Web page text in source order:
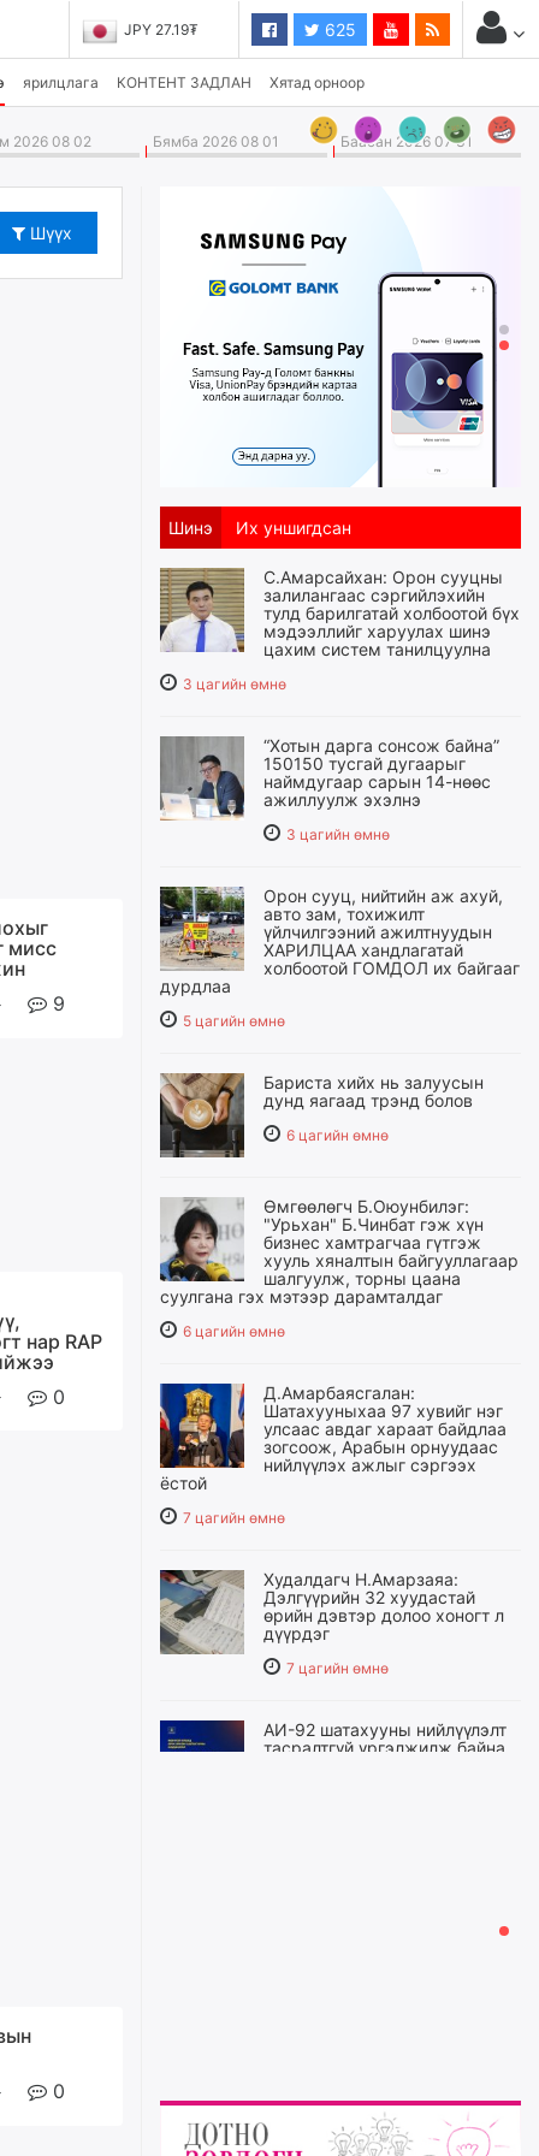
JPY 27.19₮ 625
ярилцлага КОНТЕНТ ЗАДЛАН Хятад орноор
2026 08 02 Бямба 2026 08 01 Баасан 2026 07 31
Шүүх
мисс
9
нар RAP
0
0
Шинэ Их уншигдсан
С.Амарсайхан: Орон сууцны
залилангаас сэргийлэхийн
тулд барилгатай холбоотой бүх
мэдээллийг харуулах шинэ
цахим систем танилцуулна
3 цагийн өмнө
“Хотын дарга сонсож байна”
150150 тусгай дугаарыг
наймдугаар сарын 14-нөөс
ажиллуулж эхэлнэ
3 цагийн өмнө
Орон сууц, нийтийн аж ахуй,
авто зам, тохижилт
үйлчилгээний ажилтнуудын
ХАРИЛЦАА хандлагатай
холбоотой ГОМДОЛ их байгааг
дурдлаа
5 цагийн өмнө
Бариста хийх нь залуусын
дунд яагаад трэнд болов
6 цагийн өмнө
Өмгөөлөгч Б.Оюунбилэг:
"Урьхан" Б.Чинбат гэж хүн
бизнес хамтрагчаа гүтгэж
хууль хяналтын байгууллагаар
шалгуулж, торны цаана
суулгана гэх мэтээр дарамталдаг
6 цагийн өмнө
Д.Амарбаясгалан:
Шатахууныхаа 97 хувийг нэг
улсаас авдаг хараат байдлаа
зогсоож, Арабын орнуудаас
нийлүүлэх ажлыг сэргээх
ёстой
7 цагийн өмнө
Худалдагч Н.Амарзаяа:
Дэлгүүрийн 32 хуудастай
өрийн дэвтэр долоо хоногт л
дүүрдэг
7 цагийн өмнө
АИ-92 шатахууны нийлүүлэлт
тасралтгүй үргэлжилж байна
Нефть импортлогч компаниуд